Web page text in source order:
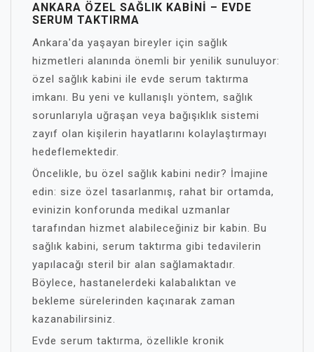
ANKARA ÖZEL SAĞLIK KABINI – EVDE
SERUM TAKTIRMA
Ankara'da yaşayan bireyler için sağlık
hizmetleri alanında önemli bir yenilik sunuluyor:
özel sağlık kabini ile evde serum taktırma
imkanı. Bu yeni ve kullanışlı yöntem, sağlık
sorunlarıyla uğraşan veya bağışıklık sistemi
zayıf olan kişilerin hayatlarını kolaylaştırmayı
hedeflemektedir.
Öncelikle, bu özel sağlık kabini nedir? İmajine
edin: size özel tasarlanmış, rahat bir ortamda,
evinizin konforunda medikal uzmanlar
tarafından hizmet alabileceğiniz bir kabin. Bu
sağlık kabini, serum taktırma gibi tedavilerin
yapılacağı steril bir alan sağlamaktadır.
Böylece, hastanelerdeki kalabalıktan ve
bekleme sürelerinden kaçınarak zaman
kazanabilirsiniz.
Evde serum taktırma, özellikle kronik